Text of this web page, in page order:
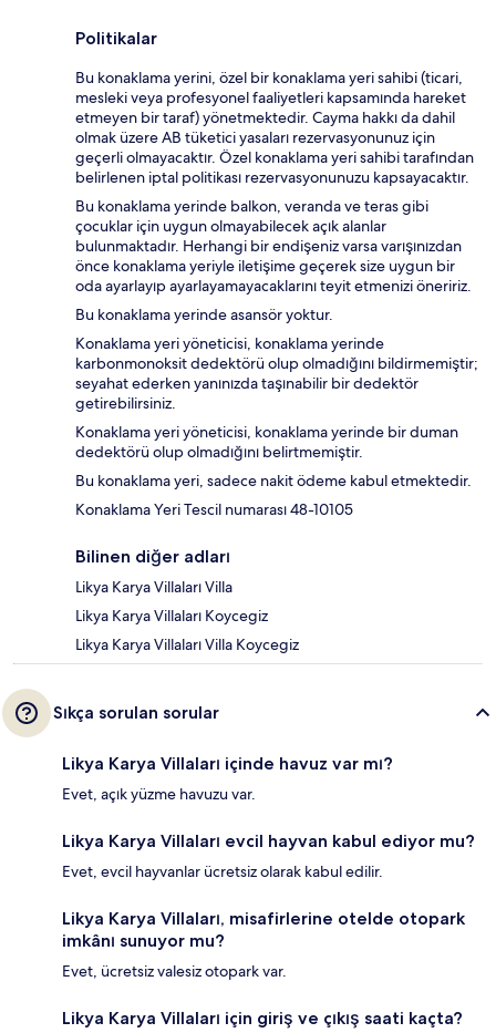
Politikalar
Bu konaklama yerini, özel bir konaklama yeri sahibi (ticari,
mesleki veya profesyonel faaliyetleri kapsamında hareket
etmeyen bir taraf) yönetmektedir. Cayma hakkı da dahil
olmak üzere AB tüketici yasaları rezervasyonunuz için
geçerli olmayacaktır. Özel konaklama yeri sahibi tarafından
belirlenen iptal politikası rezervasyonunuzu kapsayacaktır.
Bu konaklama yerinde balkon, veranda ve teras gibi
çocuklar için uygun olmayabilecek açık alanlar
bulunmaktadır. Herhangi bir endişeniz varsa varışınızdan
önce konaklama yeriyle iletişime geçerek size uygun bir
oda ayarlayıp ayarlayamayacaklarını teyit etmenizi öneririz.
Bu konaklama yerinde asansör yoktur.
Konaklama yeri yöneticisi, konaklama yerinde
karbonmonoksit dedektörü olup olmadığını bildirmemiştir;
seyahat ederken yanınızda taşınabilir bir dedektör
getirebilirsiniz.
Konaklama yeri yöneticisi, konaklama yerinde bir duman
dedektörü olup olmadığını belirtmemiştir.
Bu konaklama yeri, sadece nakit ödeme kabul etmektedir.
Konaklama Yeri Tescil numarası 48-10105
Bilinen diğer adları
Likya Karya Villaları Villa
Likya Karya Villaları Koycegiz
Likya Karya Villaları Villa Koycegiz
Sıkça sorulan sorular
Likya Karya Villaları içinde havuz var mı?
Evet, açık yüzme havuzu var.
Likya Karya Villaları evcil hayvan kabul ediyor mu?
Evet, evcil hayvanlar ücretsiz olarak kabul edilir.
Likya Karya Villaları, misafirlerine otelde otopark
imkânı sunuyor mu?
Evet, ücretsiz valesiz otopark var.
Likya Karya Villaları için giriş ve çıkış saati kaçta?